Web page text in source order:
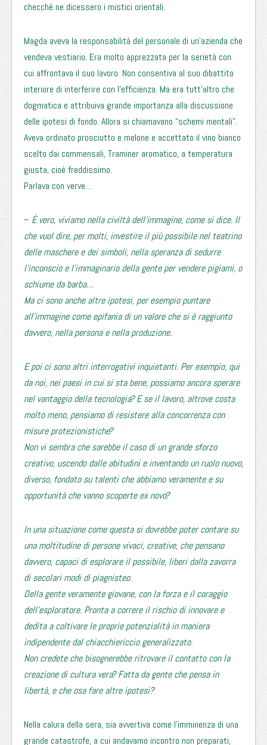
checché ne dicessero i mistici orientali.
Magda aveva la responsabilità del personale di un’azienda che
vendeva vestiario. Era molto apprezzata per la serietà con
cui affrontava il suo lavoro. Non consentiva al suo dibattito
interiore di interferire con l’efficienza. Ma era tutt’altro che
dogmatica e attribuiva grande importanza alla discussione
delle ipotesi di fondo. Allora si chiamavano “schemi mentali”.
Aveva ordinato prosciutto e melone e accettato il vino bianco
scelto dai commensali, Traminer aromatico, a temperatura
giusta, cioè freddissimo.
Parlava con verve…
– È vero, viviamo nella civiltà dell’immagine, come si dice. Il
che vuol dire, per molti, investire il più possibile nel teatrino
delle maschere e dei simboli, nella speranza di sedurre
l’inconscio e l’immaginario della gente per vendere pigiami, o
schiume da barba…
Ma ci sono anche altre ipotesi, per esempio puntare
all’immagine come epifania di un valore che si è raggiunto
davvero, nella persona e nella produzione.
E poi ci sono altri interrogativi inquietanti. Per esempio, qui
da noi, nei paesi in cui si sta bene, possiamo ancora sperare
nel vantaggio della tecnologia? E se il lavoro, altrove costa
molto meno, pensiamo di resistere alla concorrenza con
misure protezionistiche?
Non vi sembra che sarebbe il caso di un grande sforzo
creativo, uscendo dalle abitudini e inventando un ruolo nuovo,
diverso, fondato su talenti che abbiamo veramente e su
opportunità che vanno scoperte ex novo?
In una situazione come questa si dovrebbe poter contare su
una moltitudine di persone vivaci, creative, che pensano
davvero, capaci di esplorare il possibile, liberi dalla zavorra
di secolari modi di piagnisteo.
Della gente veramente giovane, con la forza e il coraggio
dell’esploratore. Pronta a correre il rischio di innovare e
dedita a coltivare le proprie potenzialità in maniera
indipendente dal chiacchiericcio generalizzato.
Non credete che bisognerebbe ritrovare il contatto con la
creazione di cultura vera? Fatta da gente che pensa in
libertà, e che osa fare altre ipotesi?
Nella calura della sera, sia avvertiva come l’imminenza di una
grande catastrofe, a cui andavamo incontro non preparati,